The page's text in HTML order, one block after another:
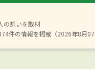
の想いを取材
件の情報を掲載（2026年8月07